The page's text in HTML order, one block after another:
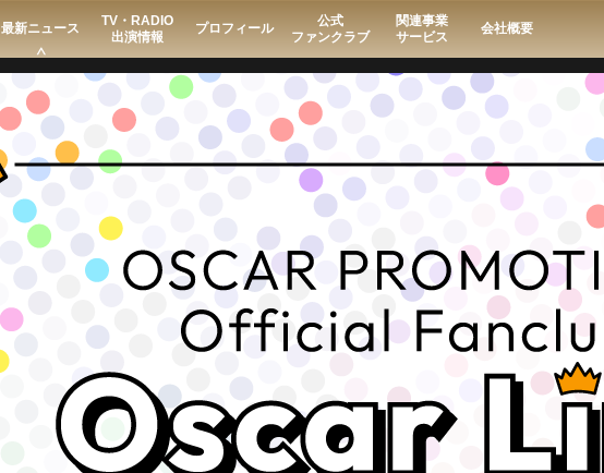
最新ニュース
TV・RADIO
出演情報
プロフィール
公式
ファンクラブ
関連事業
サービス
会社概要